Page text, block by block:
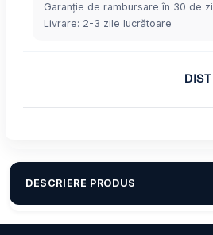
Garanție de rambursare în 30 de
Livrare: 2-3 zile lucrătoare
DESCRIERE PRODUS